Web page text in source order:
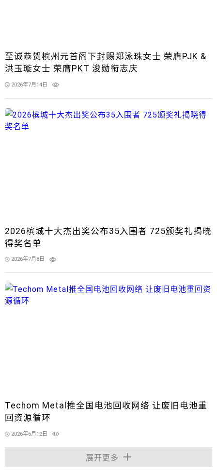
至诚恭贺槟州元首阁下封赐郑泳珠女士 荣膺PJK &
洪玉璇女士 荣膺PKT 浚勋衔志庆
2026年7月14日
2026槟城十大杰出奖公布35入围者 725颁奖礼揭晓
得奖名单
2026年7月8日
Techom Metal推全国电池回收网络 让废旧电池重
回资源循环
2026年6月12日
展开更多